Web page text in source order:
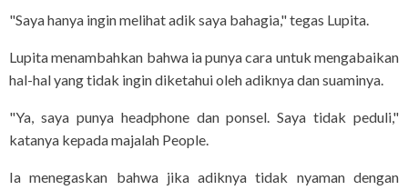
"Saya hanya ingin melihat adik saya bahagia," tegas Lupita.
Lupita menambahkan bahwa ia punya cara untuk mengabaikan
hal-hal yang tidak ingin diketahui oleh adiknya dan suaminya.
"Ya, saya punya headphone dan ponsel. Saya tidak peduli,"
katanya kepada majalah People.
Ia menegaskan bahwa jika adiknya tidak nyaman dengan